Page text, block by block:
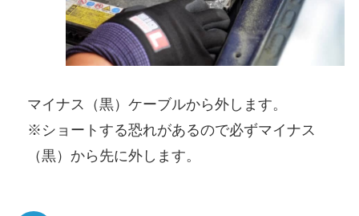
マイナス（黒）ケーブルから外します。
※ショートする恐れがあるので必ずマイナス
（黒）から先に外します。